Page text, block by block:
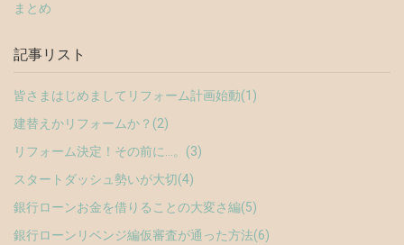
まとめ
記事リスト
皆さまはじめましてリフォーム計画始動(1)
建替えかリフォームか？(2)
リフォーム決定！その前に…。(3)
スタートダッシュ勢いが大切(4)
銀行ローンお金を借りることの大変さ編(5)
銀行ローンリベンジ編仮審査が通った方法(6)